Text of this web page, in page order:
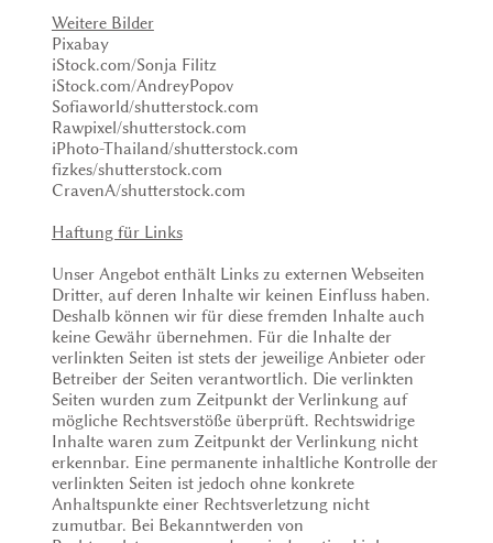
Weitere Bilder
Pixabay
iStock.com/Sonja Filitz
iStock.com/AndreyPopov
Sofiaworld/shutterstock.com
Rawpixel/shutterstock.com
iPhoto-Thailand/shutterstock.com
fizkes/shutterstock.com
CravenA/shutterstock.com
Haftung für Links
Unser Angebot enthält Links zu externen Webseiten
Dritter, auf deren Inhalte wir keinen Einfluss haben.
Deshalb können wir für diese fremden Inhalte auch
keine Gewähr übernehmen. Für die Inhalte der
verlinkten Seiten ist stets der jeweilige Anbieter oder
Betreiber der Seiten verantwortlich. Die verlinkten
Seiten wurden zum Zeitpunkt der Verlinkung auf
mögliche Rechtsverstöße überprüft. Rechtswidrige
Inhalte waren zum Zeitpunkt der Verlinkung nicht
erkennbar. Eine permanente inhaltliche Kontrolle der
verlinkten Seiten ist jedoch ohne konkrete
Anhaltspunkte einer Rechtsverletzung nicht
zumutbar. Bei Bekanntwerden von